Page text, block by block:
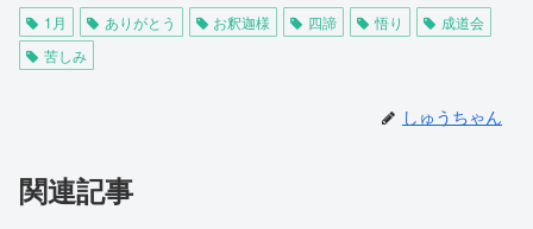
1月 ありがとう お釈迦様 四諦 悟り
成道会
苦しみ
しゅうちゃん
関連記事